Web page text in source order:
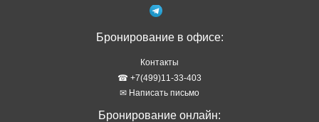
Бронирование в офисе:
Контакты
☎ +7(499)11-33-403
✉ Написать письмо
Бронирование онлайн: